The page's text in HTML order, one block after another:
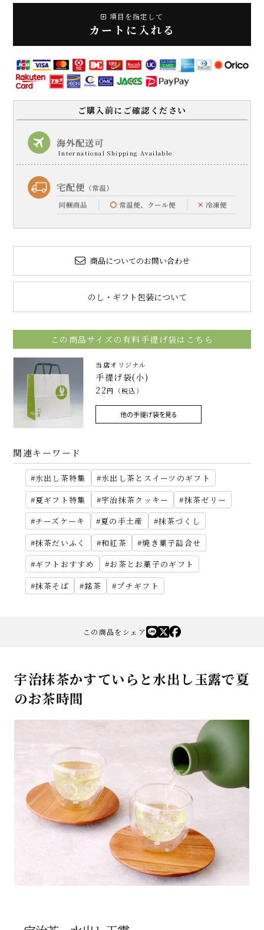
項目を指定して
カートに入れる
ご購入前にご確認ください
商品についてのお問い合わせ
のし・ギフト包装について
この商品サイズの有料手提げ袋はこちら
当店オリジナル
手提げ袋(小)
22円（税込）
他の手提げ袋を見る
関連キーワード
水出し茶特集
水出し茶とスイーツのギフト
夏ギフト特集
宇治抹茶クッキー
抹茶ゼリー
チーズケーキ
夏の手土産
抹茶づくし
抹茶だいふく
和紅茶
焼き菓子詰合せ
ギフトおすすめ
お茶とお菓子のギフト
抹茶そば
銘茶 プチギフト
この商品をシェア
宇治抹茶かすていらと水出し玉露で夏
のお茶時間